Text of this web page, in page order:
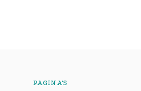
PAGINA'S